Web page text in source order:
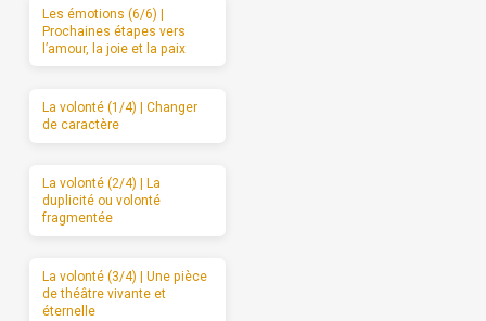
Les émotions (6/6) |
Prochaines étapes vers
l’amour, la joie et la paix
La volonté (1/4) | Changer
de caractère
La volonté (2/4) | La
duplicité ou volonté
fragmentée
La volonté (3/4) | Une pièce
de théâtre vivante et
éternelle